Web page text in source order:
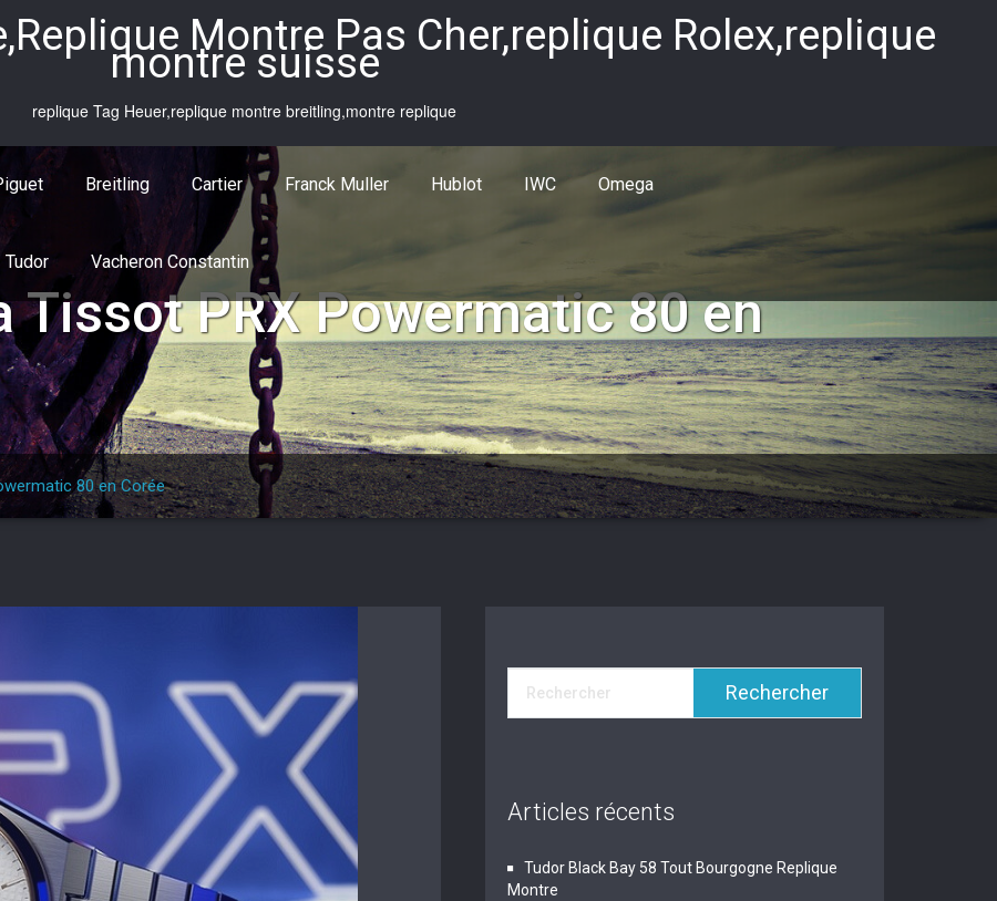
Montre Pas Cher,replique Rolex,replique
montre suisse
replique Tag Heuer,replique montre breitling,montre replique
Breitling Cartier Franck Muller Hublot IWC Omega
Tudor Vacheron Constantin
Tissot PRX Powermatic 80 en
80 en Corée
Articles récents
Tudor Black Bay 58 Tout Bourgogne Replique
Montre